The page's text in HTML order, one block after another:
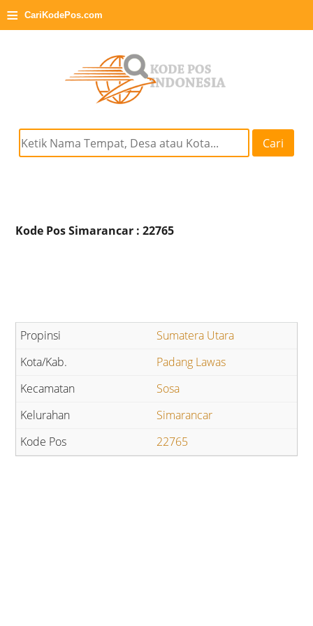
≡ CariKodePos.com
Cari
Kode Pos Simarancar : 22765
Sumatera Utara
Padang Lawas
Sosa
Simarancar
22765